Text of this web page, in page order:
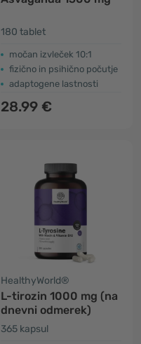
180 tablet
močan izvleček 10:1
fizično in psihično počutje
adaptogene lastnosti
28.99 €
HealthyWorld®
L-tirozin 1000 mg (na
dnevni odmerek)
365 kapsul